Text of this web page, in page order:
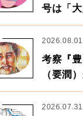
号は「
2026.08.01
考察『
（要潤
す。天
2026.07.31